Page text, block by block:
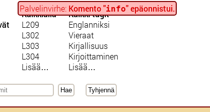
Kaikkialla
L209
L302
L303
L304
Lisää…
Kaikki tagit
Englanniksi
Vieraat
Kirjallisuus
Kirjoittaminen
Lisää…
Palvelinvirhe: Komento "info" epäonnistui.